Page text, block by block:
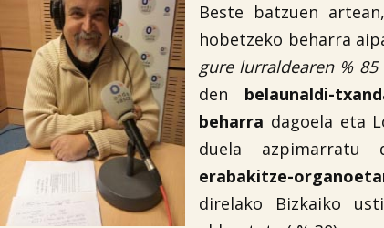
Beste batzuen artean,
hobetzeko beharra
gure lurraldearen % 85
den belaunaldi-
beharra dagoela eta
duela azpimarratu
erabakitze-
direlako Bizkaiko